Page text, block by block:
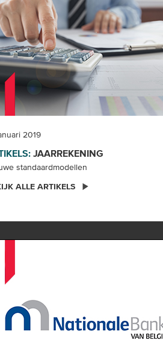
2019
JAARREKENING
standaardmodellen
ALLE ARTIKELS